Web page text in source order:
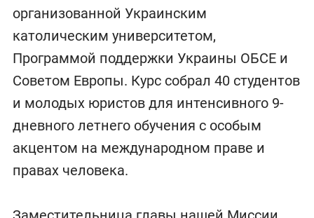
организованной Украинским
католическим университетом,
Программой поддержки Украины ОБСЕ и
Советом Европы. Курс собрал 40 студентов
и молодых юристов для интенсивного 9-
дневного летнего обучения с особым
акцентом на международном праве и
правах человека.